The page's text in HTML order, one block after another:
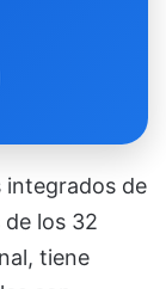
integrados de
los 32
tiene